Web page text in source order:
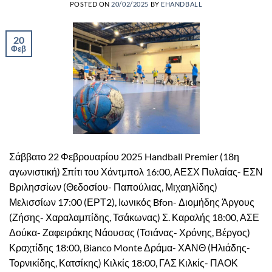
POSTED ON 20/02/2025 BY EHANDBALL
20
Φεβ
Σάββατο 22 Φεβρουαρίου 2025 Handball Premier (18η
αγωνιστική) Σπίτι του Χάντμπολ 16:00, ΑΕΣΧ Πυλαίας- ΕΣΝ
Βριλησσίων (Θεδοσίου- Παπούλιας, Μιχαηλίδης)
Μελισσίων 17:00 (ΕΡΤ2), Ιωνικός Bfon- Διομήδης Άργους
(Ζήσης- Χαραλαμπίδης, Τσάκωνας) Σ. Καραλής 18:00, ΑΣΕ
Δούκα- Ζαφειράκης Νάουσας (Τσιάνας- Χρόνης, Βέργος)
Κραχτίδης 18:00, Bianco Monte Δράμα- ΧΑΝΘ (Ηλιάδης-
Τορνικίδης, Κατσίκης) Κιλκίς 18:00, ΓΑΣ Κιλκίς- ΠΑΟΚ